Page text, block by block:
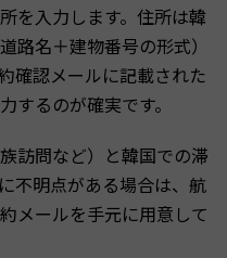
を入力します。住所は韓
路名＋建物番号の形式）
確認メールに記載された
するのが確実です。
訪問など）と韓国での滞
不明点がある場合は、航
メールを手元に用意して